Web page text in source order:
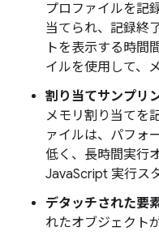
プロファイルを記
当てられ、記録終
トを表示する時間
イルを使用して、
割り当てサンプリ
メモリ割り当てを
ァイルは、パフォ
低く、長時間実行
JavaScript 実行ス
デタッチされた要
れたオブジェクト